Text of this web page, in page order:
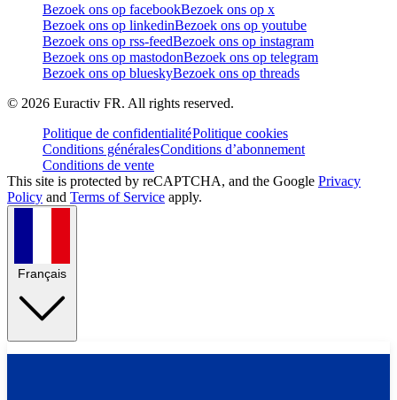
Bezoek ons op facebookBezoek ons op x
Bezoek ons op linkedinBezoek ons op youtube
Bezoek ons op rss-feedBezoek ons op instagram
Bezoek ons op mastodonBezoek ons op telegram
Bezoek ons op blueskyBezoek ons op threads
© 2026 Euractiv FR. All rights reserved.
Politique de confidentialitéPolitique cookies
Conditions généralesConditions d’abonnement
Conditions de vente
This site is protected by reCAPTCHA, and the Google Privacy
Policy and Terms of Service apply.
Français